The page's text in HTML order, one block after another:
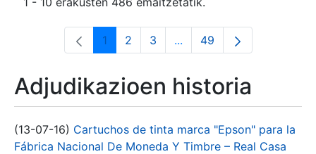
Orrialdea
1 Orrialdea
2 Orrialdea
3 ...Intermediate Pages Use
Orrialdea
49
Adjudikazioen historia
(13-07-16) Cartuchos de tinta marca "Epson" para la
Fábrica Nacional De Moneda Y Timbre – Real Casa